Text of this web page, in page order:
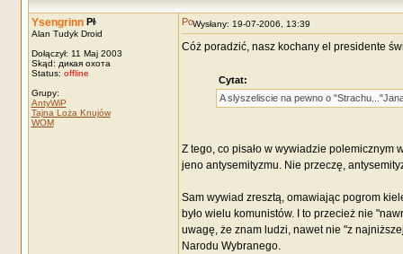
Ysengrinn
Alan Tudyk Droid
Dołączył: 11 Maj 2003
Skąd: дикая охота
Status: offline
Grupy:
AntyWiP
Tajna Loża Knujów
WOM
Wysłany: 19-07-2006, 13:39
Cóż poradzić, nasz kochany el presidente
Cytat:
A slyszeliscie na pewno o
Z tego, co pisało w wywiadzie polemicznym
jeno antysemityzmu. Nie przeczę,
Sam wywiad zresztą, omawiając pogrom
było wielu komunistów. I to przecież nie
uwagę, że znam ludzi, nawet nie "z
Narodu Wybranego.